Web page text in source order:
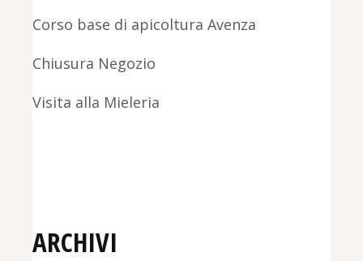
Corso base di apicoltura Avenza
Chiusura Negozio
Visita alla Mieleria
ARCHIVI